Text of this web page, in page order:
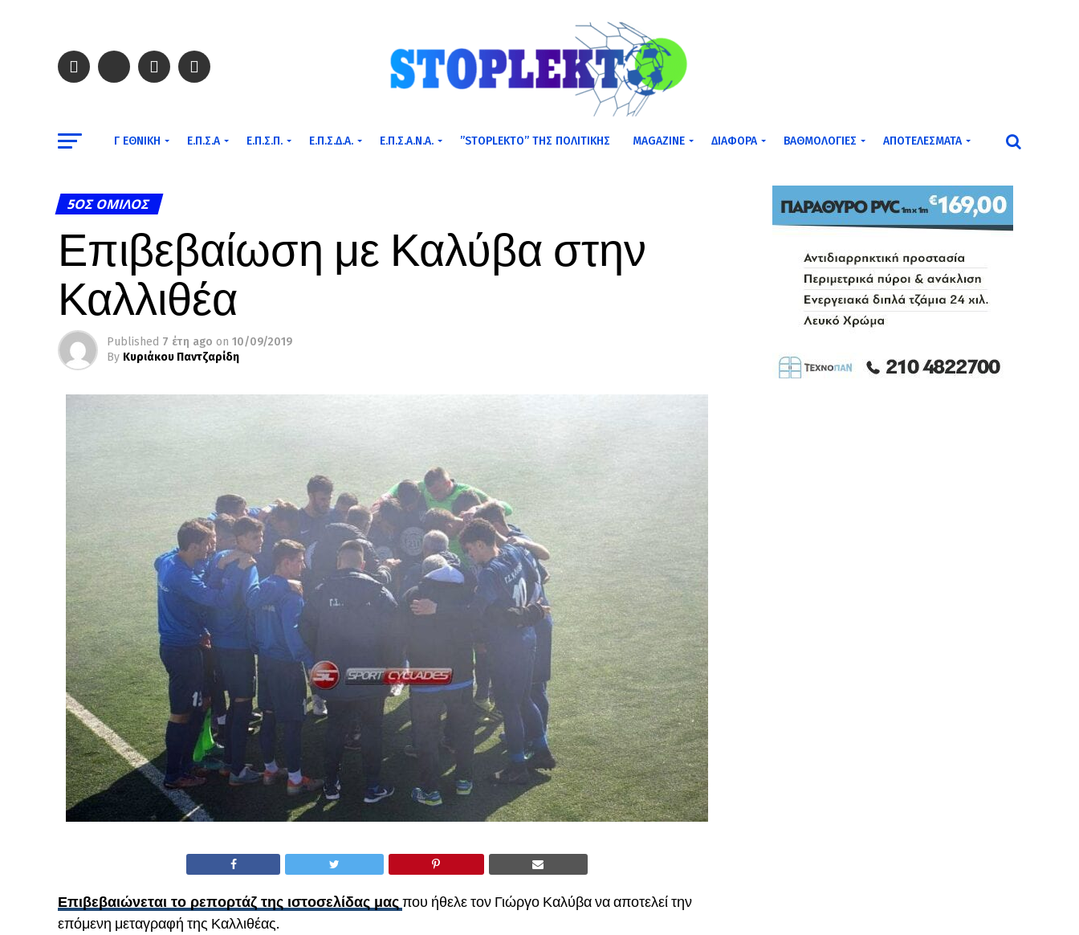
Γ ΕΘΝΙΚΉ Ε.Π.Σ.Α Ε.Π.Σ.Π. Ε.Π.Σ.Δ.Α. Ε.Π.Σ.Α.Ν.Α. ”STOPLEKTO” ΤΗΣ ΠΟΛΙΤΙΚΗΣ MAGAZINE ΔΙΆΦΟΡΑ ΒΑΘΜΟΛΟΓΊΕΣ ΑΠΟΤΕΛΈΣΜΑΤΑ
5ΟΣ ΌΜΙΛΟΣ
Επιβεβαίωση με Καλύβα στην
Καλλιθέα
Published 7 έτη ago on 10/09/2019
By Κυριάκου Παντζαρίδη
Επιβεβαιώνεται το ρεπορτάζ της ιστοσελίδας μαςπου ήθελε τον Γιώργο Καλύβα να αποτελεί την
επόμενη μεταγραφή της Καλλιθέας.